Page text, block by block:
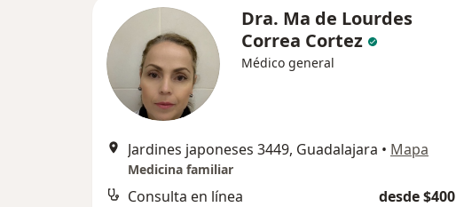
Dra. Ma de Lourdes
Correa Cortez
Médico general
Jardines japoneses 3449, Guadalajara • Mapa
Medicina familiar
Consulta en línea desde $400